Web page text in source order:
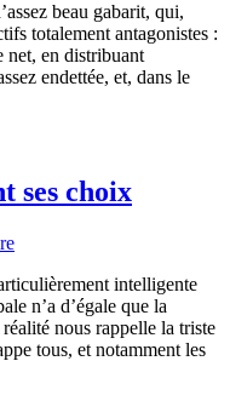
beau gabarit, qui,
totalement antagonistes :
net, en distribuant
endettée, et, dans le
ses choix
intelligente
n’a d’égale que la
nous rappelle la triste
tous, et notamment les